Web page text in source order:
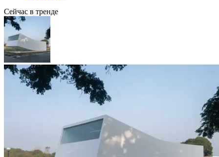
Сейчас в тренде